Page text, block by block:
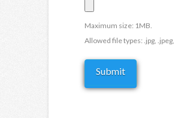
Maximum size: 1MB.
Allowed file types: .jpg,